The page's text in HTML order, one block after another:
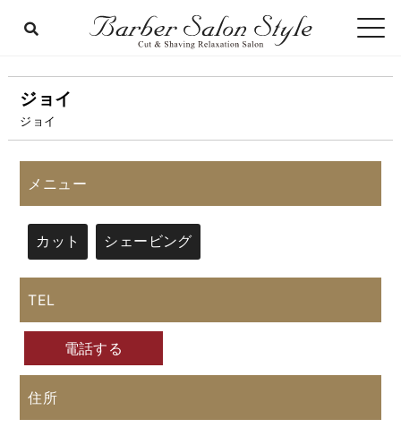
ジョイ
ジョイ
メニュー
カット シェービング
TEL
電話する
住所